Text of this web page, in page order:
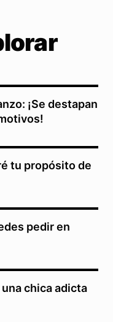
¡Se destapan
tu propósito de
pedir en
chica adicta